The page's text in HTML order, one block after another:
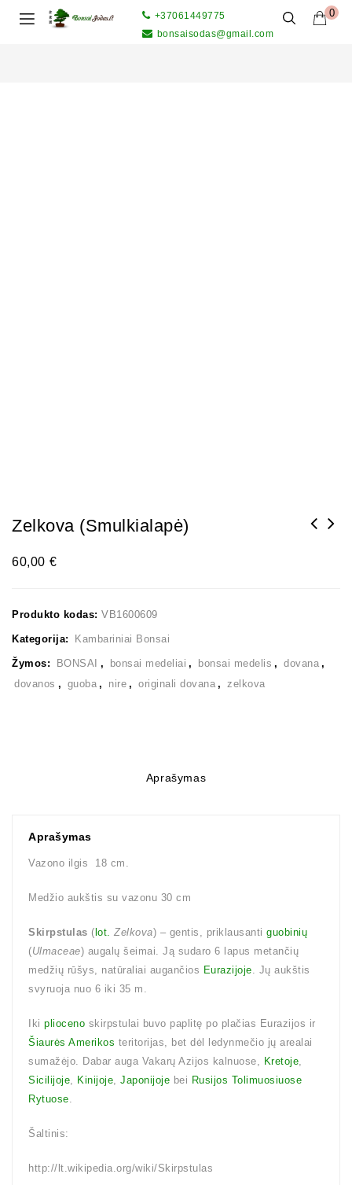
0
+37061449775
bonsaisodas@gmail.com
Zelkova (smulkialapė)
60,00 €
Produkto kodas: VB1600609
Kategorija: Kambariniai Bonsai
Žymos: BONSAI , bonsai medeliai , bonsai medelis , dovana ,
dovanos , guoba , nire , originali dovana , zelkova
Aprašymas
Aprašymas
Vazono ilgis 18 cm.
Medžio aukštis su vazonu 30 cm
Skirpstulas ( lot. Zelkova) – gentis, priklausanti guobinių
(Ulmaceae) augalų šeimai. Ją sudaro 6 lapus metančių
medžių rūšys, natūraliai augančios Eurazijoje. Jų aukštis
svyruoja nuo 6 iki 35 m.
Iki plioceno skirpstulai buvo paplitę po plačias Eurazijos ir
Šiaurės Amerikos teritorijas, bet dėl ledynmečio jų arealai
sumažėjo. Dabar auga Vakarų Azijos kalnuose, Kretoje,
Sicilijoje, Kinijoje, Japonijoje bei Rusijos Tolimuosiuose
Rytuose.
Šaltinis:
http://lt.wikipedia.org/wiki/Skirpstulas